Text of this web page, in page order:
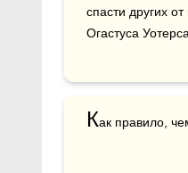
спасти других
Огастуса
Как правило,